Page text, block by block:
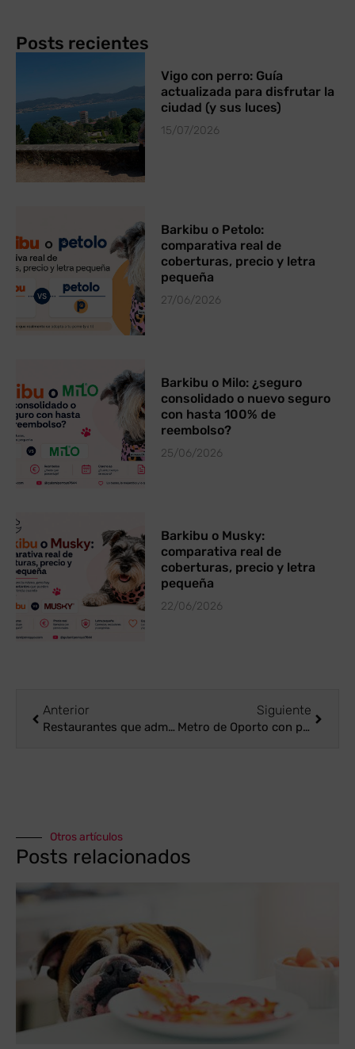
Posts recientes
Vigo con perro: Guía
actualizada para disfrutar la
ciudad (y sus luces)
15/07/2026
Barkibu o Petolo:
comparativa real de
coberturas, precio y letra
pequeña
27/06/2026
Barkibu o Milo: ¿seguro
consolidado o nuevo seguro
con hasta 100% de
reembolso?
25/06/2026
Barkibu o Musky:
comparativa real de
coberturas, precio y letra
pequeña
22/06/2026
Anterior
Restaurantes que admiten perros en Santander: come bien con tu perro
Siguiente
Metro de Oporto con perro: normas, consejos y rutas dog friendly
Otros artículos
Posts relacionados